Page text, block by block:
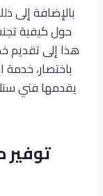
بالإضافة إلى
حول كيفية
هذا إلى تقديم
باختصار، خدمة
يقدمها فني